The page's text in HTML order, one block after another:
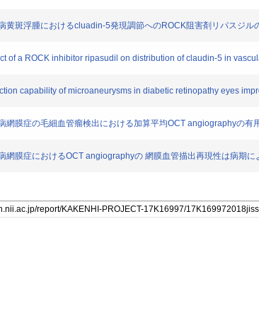
黄斑浮腫におけるcluadin-5発現調節へのROCK阻害剤リパスジル
of a ROCK inhibitor ripasudil on distribution of claudin-5 in
capability of microaneurysms in diabetic retinopathy eyes
網膜症の毛細血管瘤検出における加算平均OCT angiographyの有
網膜症におけるOCT angiographyの 網膜血管描出再現性は病期に